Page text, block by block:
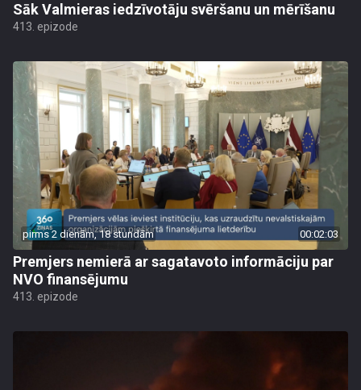
Sāk Valmieras iedzīvotāju svēršanu un mērīšanu
413. epizode
pirms 2 dienām, 18 stundām 00:02:03
Premjers nemierā ar sagatavoto informāciju par
NVO finansējumu
413. epizode